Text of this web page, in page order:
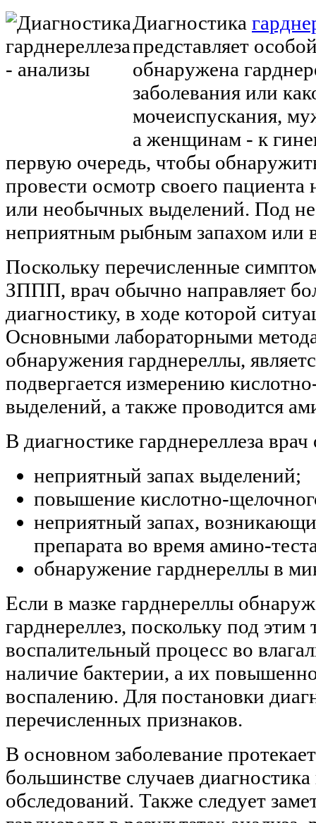
Диагностика
представляет
обнаружена
заболевания или
мочеиспускания,
а женщинам - к
первую очередь, чтобы
провести осмотр своего
или необычных выделений. Под
неприятным рыбным запахом или
Поскольку перечисленные
ЗППП, врач обычно направляет
диагностику, в ходе которой
Основными лабораторными
обнаружения гарднереллы,
подвергается измерению
выделений, а также проводится
В диагностике гарднереллеза
неприятный запах выделений;
повышение кислотно-
неприятный запах,
препарата во время амино-
обнаружение гарднереллы в
Если в мазке гарднереллы
гарднереллез, поскольку под
воспалительный процесс во
наличие бактерии, а их
воспалению. Для постановки
перечисленных признаков.
В основном заболевание
большинстве случаев
обследований. Также следует